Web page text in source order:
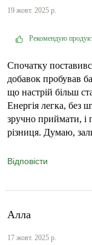
19 жовт. 2025 р.
Рекомендую
Спочатку
добавок пробував
що настрій більш
Енергія легка, без
зручно приймати, і
різниця. Думаю,
Відповісти
Алла
17 жовт. 2025 р.